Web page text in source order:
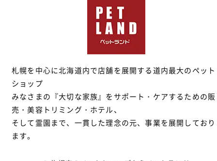
札幌を中心に北海道内で店舗を展開する道内最大のペット
ショップ
みなさまの『大切な家族』をサポート・ケアするための販
売・美容トリミング・ホテル、
そして霊園まで、一貫した理念の元、事業を展開しており
ます。